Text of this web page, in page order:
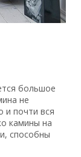
большое
не
и почти вся
камины на
способны